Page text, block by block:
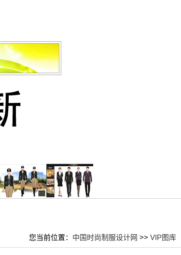
您当前位置： 中国时尚制服设计网 >> VIP图库